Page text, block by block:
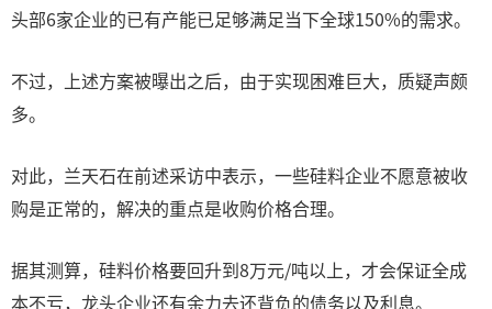
头部6家企业的已有产能已足够满足当下全球150%的需求。
不过，上述方案被曝出之后，由于实现困难巨大，质疑声颇
多。
对此，兰天石在前述采访中表示，一些硅料企业不愿意被收
购是正常的，解决的重点是收购价格合理。
据其测算，硅料价格要回升到8万元/吨以上，才会保证全成
本不亏，龙头企业还有余力去还背负的债务以及利息。